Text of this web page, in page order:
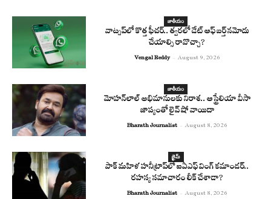
జాతీయం
వాట్సప్‌లో కొత్త ఫీచర్.. త్వరలో డేట్ ఆఫ్ బర్త్ నమోదు
చేయాల్సి రావొచ్చా?
Vengal Reddy - August 9, 2026
జాతీయం
మోహన్‌లాల్ అభిమానులకు నిరాశ.. ఆస్ట్రేలియా వీసా
జాప్యంతో లైవ్ షో వాయిదా
Bharath Journalist - August 8, 2026
క్రైమ్
పాక్ మహిళ హనీట్రాప్‌లో ఐఏఎఫ్ వింగ్ కమాండర్..
రహస్య సమాచారం లీక్ చేశాడా?
Bharath Journalist - August 8, 2026